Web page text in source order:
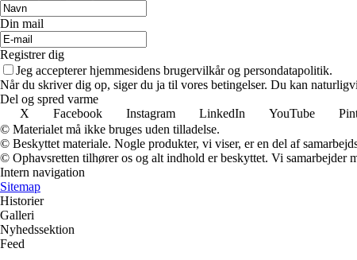
Din mail
Registrer dig
Jeg accepterer hjemmesidens brugervilkår og persondatapolitik.
Når du skriver dig op, siger du ja til vores betingelser. Du kan
Del og spred varme
X
Facebook Instagram LinkedIn YouTube
© Materialet må ikke bruges uden tilladelse.
© Beskyttet materiale. Nogle produkter, vi viser, er en del af
© Ophavsretten tilhører os og alt indhold er beskyttet. Vi samarbejder
Intern navigation
Sitemap
Historier
Galleri
Nyhedssektion
Feed